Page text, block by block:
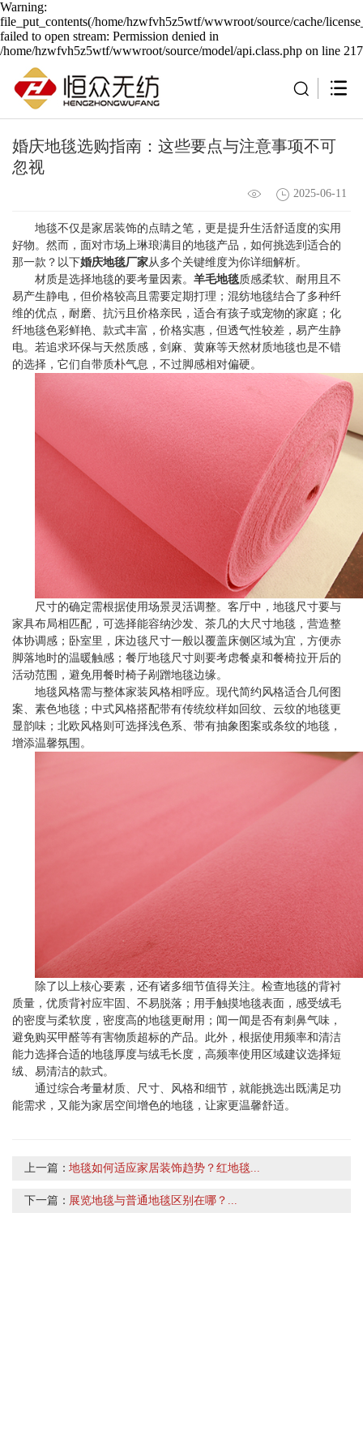
Warning:
file_put_contents(/home/hzwfvh5z5wtf/wwwroot/source/cache/
failed to open stream: Permission denied in
/home/hzwfvh5z5wtf/wwwroot/source/model/api.class.php on line 217
婚庆地毯选购指南：这些要点与注意事项不可
忽视​
2025-06-11
地毯不仅是家居装饰的点睛之笔，更是提升生活舒适度的实用
好物。然而，面对市场上琳琅满目的地毯产品，如何挑选到适合的
那一款？以下婚庆地毯厂家从多个关键维度为你详细解析。
材质是选择地毯的要考量因素。 羊毛地毯质感柔软、耐用且不
易产生静电，但价格较高且需要定期打理；混纺地毯结合了多种纤
维的优点，耐磨、抗污且价格亲民，适合有孩子或宠物的家庭；化
纤地毯色彩鲜艳、款式丰富，价格实惠，但透气性较差，易产生静
电。若追求环保与天然质感，剑麻、黄麻等天然材质地毯也是不错
的选择，它们自带质朴气息，不过脚感相对偏硬。
尺寸的确定需根据使用场景灵活调整。客厅中，地毯尺寸要与
家具布局相匹配，可选择能容纳沙发、茶几的大尺寸地毯，营造整
体协调感；卧室里，床边毯尺寸一般以覆盖床侧区域为宜，方便赤
脚落地时的温暖触感；餐厅地毯尺寸则要考虑餐桌和餐椅拉开后的
活动范围，避免用餐时椅子剐蹭地毯边缘。
地毯风格需与整体家装风格相呼应。现代简约风格适合几何图
案、素色地毯；中式风格搭配带有传统纹样如回纹、云纹的地毯更
显韵味；北欧风格则可选择浅色系、带有抽象图案或条纹的地毯，
增添温馨氛围。
除了以上核心要素，还有诸多细节值得关注。检查地毯的背衬
质量，优质背衬应牢固、不易脱落；用手触摸地毯表面，感受绒毛
的密度与柔软度，密度高的地毯更耐用；闻一闻是否有刺鼻气味，
避免购买甲醛等有害物质超标的产品。此外，根据使用频率和清洁
能力选择合适的地毯厚度与绒毛长度，高频率使用区域建议选择短
绒、易清洁的款式。
通过综合考量材质、尺寸、风格和细节，就能挑选出既满足功
能需求，又能为家居空间增色的地毯，让家更温馨舒适。
上一篇：地毯如何适应家居装饰趋势？红地毯...
下一篇： 展览地毯与普通地毯区别在哪？...